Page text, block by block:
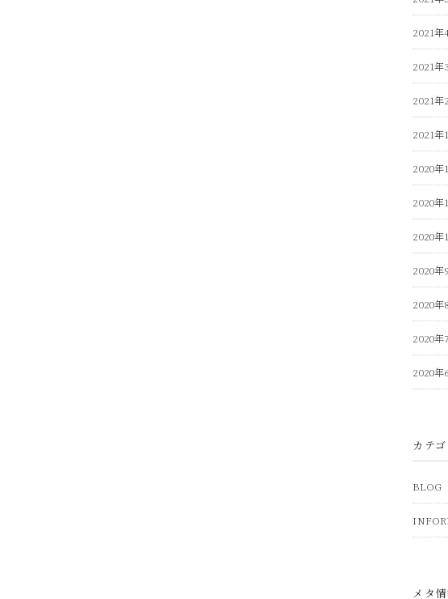
2021年
2021年
2021年
2021年
2020年
2020年
2020年
2020年
2020年
2020年
2020年
カテ
BLOG
メタ